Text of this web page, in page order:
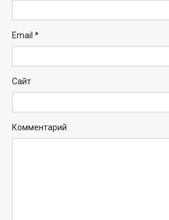
Email *
Сайт
Комментарий